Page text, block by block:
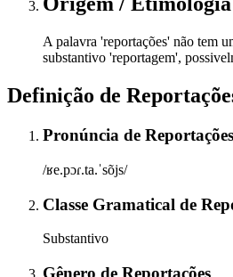
A palavra 'reportações' não tem
substantivo 'reportagem',
Definição de
Pronúncia de Reportações
/ʁe.pɔɾ.ta.ˈsõjs/
Classe Gramatical de
Substantivo
Gênero de Reportações